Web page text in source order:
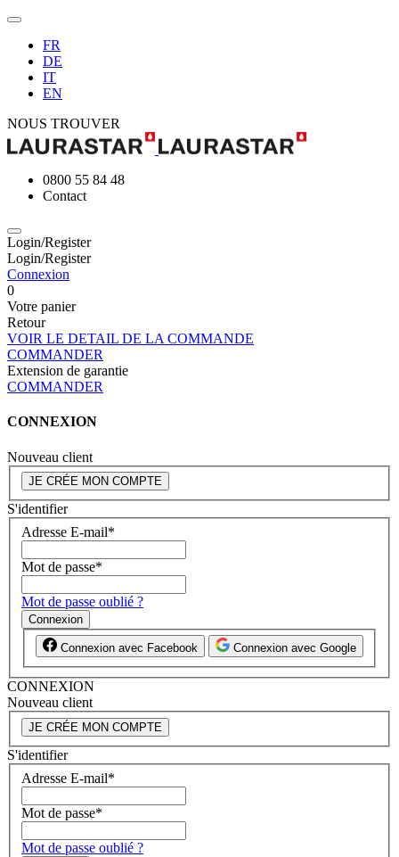
FR
DE
IT
EN
NOUS TROUVER
0800 55 84 48
Contact
Login/Register
Login/Register
Connexion
0
Votre panier
Retour
VOIR LE DETAIL DE LA COMMANDE
COMMANDER
Extension de garantie
COMMANDER
CONNEXION
Nouveau client
JE CRÉE MON COMPTE
S'identifier
Adresse E-mail*
Mot de passe*
Mot de passe oublié ?
Connexion
Connexion avec Facebook Connexion avec Google
CONNEXION
Nouveau client
JE CRÉE MON COMPTE
S'identifier
Adresse E-mail*
Mot de passe*
Mot de passe oublié ?